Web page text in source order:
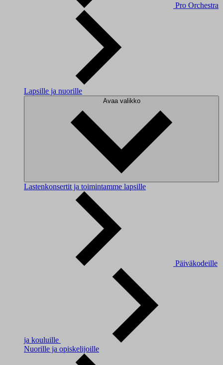
Pro Orchestra
Lapsille ja nuorille
Avaa valikko
Lastenkonsertit ja toimintamme lapsille
Päiväkodeille
ja kouluille
Nuorille ja opiskelijoille